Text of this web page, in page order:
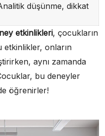
düşünme, dikkat
etkinlikleri, çocukların
etkinlikler, onların
aynı zamanda
bu deneyler
öğrenirler!